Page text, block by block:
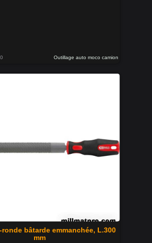
Outillage auto moco camion
ronde bâtarde emmanchée, L.300
mm